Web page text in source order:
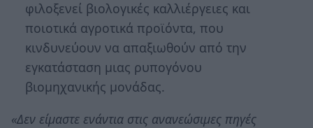
φιλοξενεί βιολογικές καλλιέργειες και
ποιοτικά αγροτικά προϊόντα, που
κινδυνεύουν να απαξιωθούν από την
εγκατάσταση μιας ρυπογόνου
βιομηχανικής μονάδας.
«Δεν είμαστε ενάντια στις ανανεώσιμες πηγές